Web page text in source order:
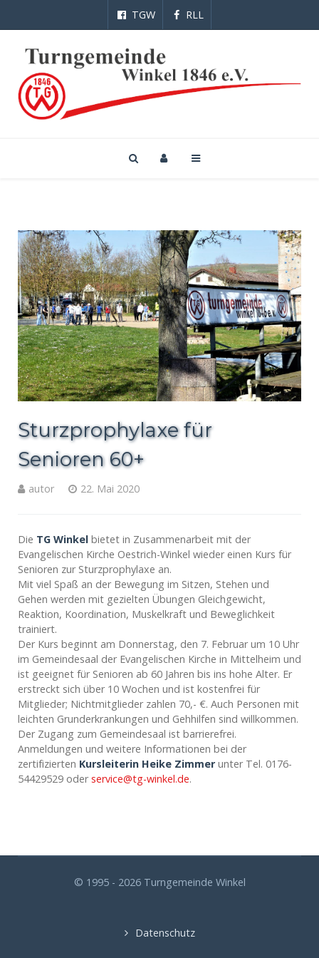
TGW RLL
Sturzprophylaxe für
Senioren 60+
autor 22. Mai 2020
Die TG Winkel bietet in Zusammenarbeit mit der
Evangelischen Kirche Oestrich-Winkel wieder einen Kurs für
Senioren zur Sturzprophylaxe an.
Mit viel Spaß an der Bewegung im Sitzen, Stehen und
Gehen werden mit gezielten Übungen Gleichgewicht,
Reaktion, Koordination, Muskelkraft und Beweglichkeit
trainiert.
Der Kurs beginnt am Donnerstag, den 7. Februar um 10 Uhr
im Gemeindesaal der Evangelischen Kirche in Mittelheim und
ist geeignet für Senioren ab 60 Jahren bis ins hohe Alter. Er
erstreckt sich über 10 Wochen und ist kostenfrei für
Mitglieder; Nichtmitglieder zahlen 70,- €. Auch Personen mit
leichten Grunderkrankungen und Gehhilfen sind willkommen.
Der Zugang zum Gemeindesaal ist barrierefrei.
Anmeldungen und weitere Informationen bei der
zertifizierten Kursleiterin Heike Zimmer unter Tel. 0176-
54429529 oderservice@tg-winkel.de.
© 1995 - 2026 Turngemeinde Winkel
Datenschutz